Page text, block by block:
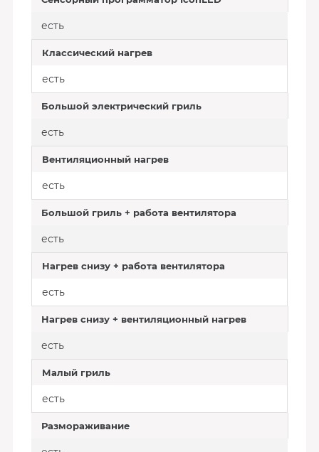
есть
Классический нагрев
есть
Большой электрический гриль
есть
Вентиляционный нагрев
есть
Большой гриль + работа вентилятора
есть
Нагрев снизу + работа вентилятора
есть
Нагрев снизу + вентиляционный нагрев
есть
Малый гриль
есть
Размораживание